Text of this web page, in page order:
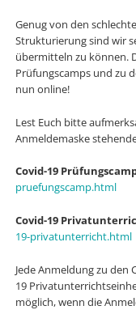
Genug von den
Strukturierung sind wir
übermitteln zu können.
Prüfungscamps und zu
nun online!
Lest Euch bitte
Anmeldemaske
Covid-19
pruefungscamp.html
Covid-19
19-privatunterricht.html
Jede Anmeldung zu den
19
möglich, wenn die